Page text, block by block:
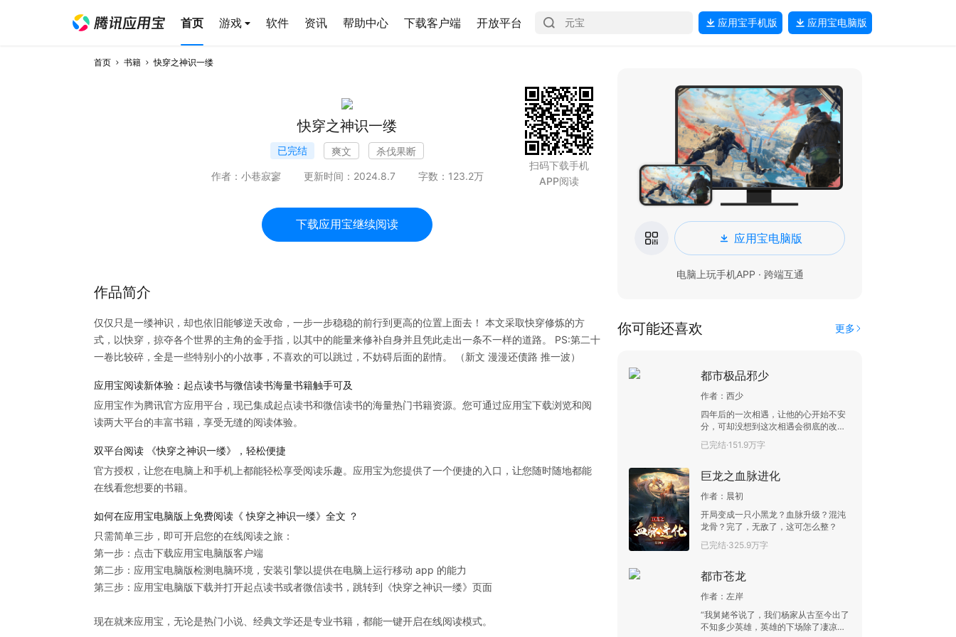
首页 游戏 软件 资讯 帮助中心 下载客户端 开放平台 应用宝手机版 应用宝电脑版
首页 书籍 快穿之神识一缕
快穿之神识一缕
已完结 爽文 杀伐果断
作者： 小巷寂寥 更新时间： 2024.8.7 字数： 123.2万
下载应用宝继续阅读
扫码下载手机
APP阅读
作品简介
仅仅只是一缕神识，却也依旧能够逆天改命，一步一步稳稳的前行到更高的位置上面去！ 本文采取快穿修炼的方
式，以快穿，掠夺各个世界的主角的金手指，以其中的能量来修补自身并且凭此走出一条不一样的道路。 PS:第二十
一卷比较碎，全是一些特别小的小故事，不喜欢的可以跳过，不妨碍后面的剧情。 （新文 漫漫还债路 推一波）
应用宝阅读新体验：起点读书与微信读书海量书籍触手可及
应用宝作为腾讯官方应用平台，现已集成起点读书和微信读书的海量热门书籍资源。您可通过应用宝下载浏览和阅
读两大平台的丰富书籍，享受无缝的阅读体验。
双平台阅读 《快穿之神识一缕》，轻松便捷
官方授权，让您在电脑上和手机上都能轻松享受阅读乐趣。应用宝为您提供了一个便捷的入口，让您随时随地都能
在线看您想要的书籍。
如何在应用宝电脑版上免费阅读《 快穿之神识一缕》全文 ？
只需简单三步，即可开启您的在线阅读之旅：
第一步：点击下载应用宝电脑版客户端
第二步：应用宝电脑版检测电脑环境，安装引擎以提供在电脑上运行移动 app 的能力
第三步：应用宝电脑版下载并打开起点读书或者微信读书，跳转到《快穿之神识一缕》页面
现在就来应用宝，无论是热门小说、经典文学还是专业书籍，都能一键开启在线阅读模式。
应用宝电脑版
电脑上玩手机APP · 跨端互通
你可能还喜欢 更多
都市极品邪少
作者： 西少
四年后的一次相遇，让他的心开始不安
分，可却没想到这次相遇会彻底的改变
他的一生。一次偶然的车祸，再次醒来
一切都变得不一样了，回到了五年前，
凡人的天下，修仙者遍布整个世界，而
己必须站出来，改变这一切，找到自己
重生的原因， 找到自己所爱之人，查清
楚这一切的事情。
已完结·151.9万字
巨龙之血脉进化
作者： 晨初
开局变成一只小黑龙？血脉升级？混沌
龙骨？完了，无敌了，这可怎么整？
已完结·325.9万字
都市苍龙
作者： 左岸
“我舅姥爷说了，我们杨家从古至今出了
不知多少英雄，英雄的下场除了凄凉就